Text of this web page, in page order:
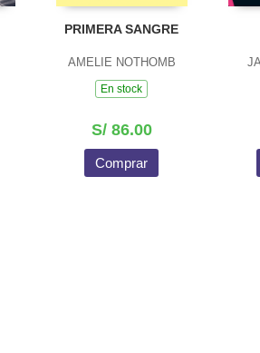
PRIMERA SANGRE
AMELIE NOTHOMB
En stock
S/ 86.00
Comprar